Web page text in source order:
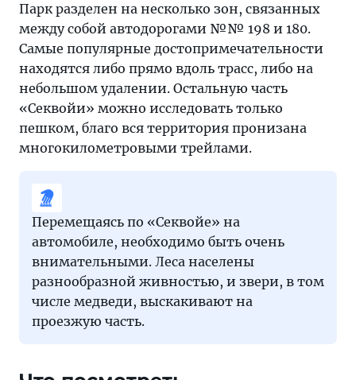
Парк разделен на несколько зон, связанных
между собой автодорогами №№ 198 и 180.
Самые популярные достопримечательности
находятся либо прямо вдоль трасс, либо на
небольшом удалении. Остальную часть
«Секвойи» можно исследовать только
пешком, благо вся территория пронизана
многокилометровыми трейлами.
Перемещаясь по «Секвойе» на
автомобиле, необходимо быть очень
внимательными. Леса населены
разнообразной живностью, и звери, в том
числе медведи, выскакивают на
проезжую часть.